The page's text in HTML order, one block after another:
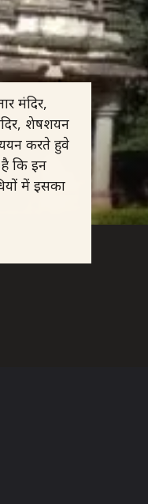
मंदिर,
शेषशयन
करते हुवे
कि इन
में इसका